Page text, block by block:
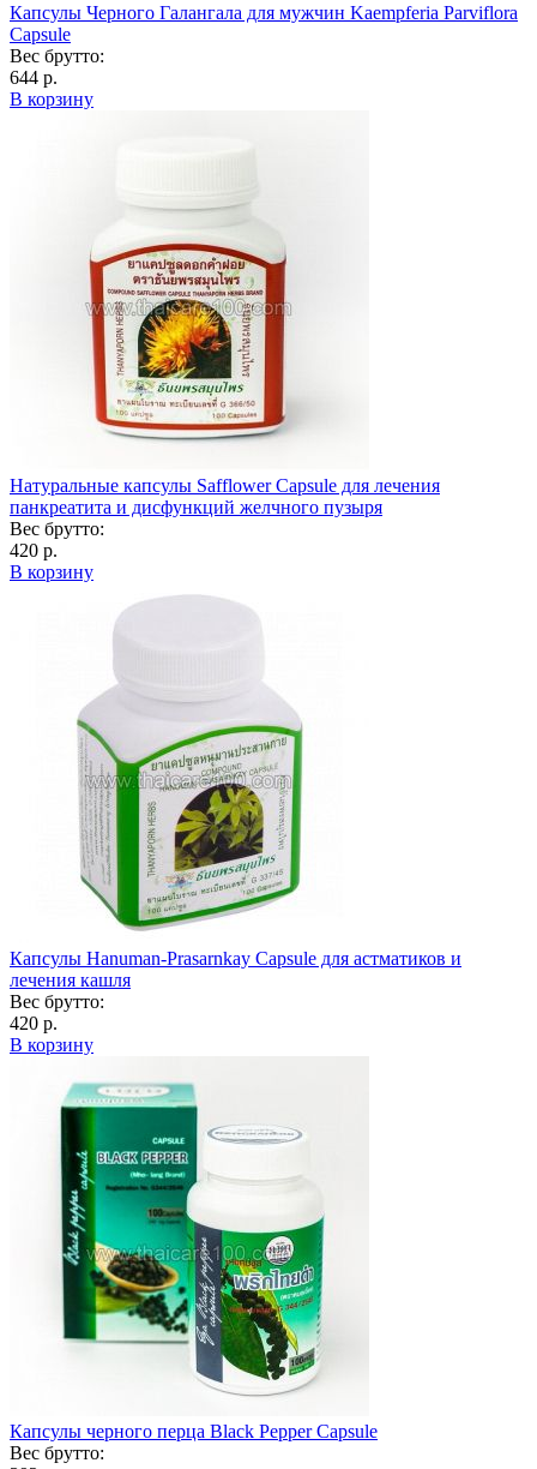
Капсулы Черного Галангала для мужчин Kaempferia Parviflora
Capsule
Вес брутто:
644 р.
В корзину
Натуральные капсулы Safflower Capsule для лечения
панкреатита и дисфункций желчного пузыря
Вес брутто:
420 р.
В корзину
Капсулы Hanuman-Prasarnkay Capsule для астматиков и
лечения кашля
Вес брутто:
420 р.
В корзину
Капсулы черного перца Black Pepper Capsule
Вес брутто: